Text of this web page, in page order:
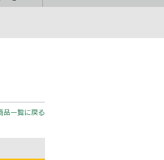
品一覧に戻る